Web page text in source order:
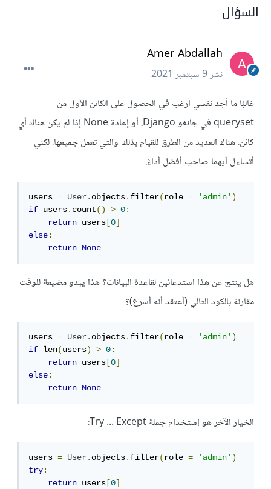
السؤال
Amer Abdallah
نشر9 سبتمبر 2021
غالبًا ما أجد نفسي أرغب في الحصول على الكائن الأول من
queryset في جانغو Django، أو إعادة None إذا لم يكن هناك أي
كائن. هناك العديد من الطرق للقيام بذلك والتي تعمل جميعها. لكني
أتساءل أيهما صاحب أفضل أداءً.
users = User.objects.filter(role = 'admin')
if users.count() > 0:
return users [0]
else:
return
None
هل ينتج عن هذا استدعائين لقاعدة البيانات؟ هذا يبدو مضيعة للوقت
مقارنة بالكود التالي (أعتقد أنه أسرع)؟
users = User.objects.filter(role = 'admin')
if len(users) > 0:
return users [0]
else:
return
None
الخيار الآخر هو إستخدام جملة Try ... Except:
users = User.objects.filter(role = 'admin')
try:
return users [0]